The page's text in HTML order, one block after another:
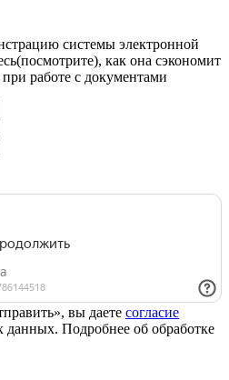
системы электронной
как она сэкономит
работе с документами
вы даете согласие
данных. Подробнее об обработке